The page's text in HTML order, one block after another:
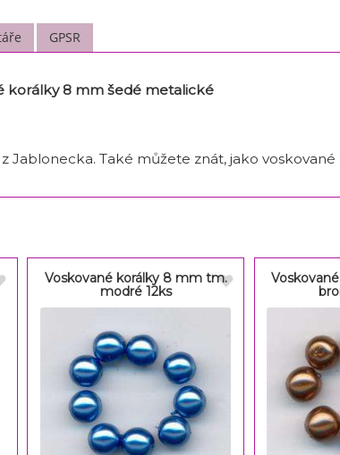
GPSR
korálky 8 mm šedé metalické
Jablonecka. Také můžete znát, jako
Voskované korálky 8 mm tm.
modré 12ks